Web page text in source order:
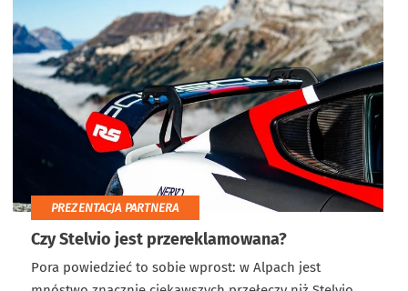
PREZENTACJA PARTNERA
Czy Stelvio jest przereklamowana?
Pora powiedzieć to sobie wprost: w Alpach jest